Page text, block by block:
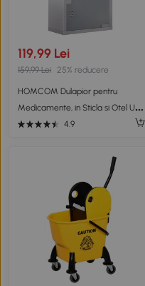
119,99 Lei
159,99 Lei 25% reducere
HOMCOM Dulapior pentru
Medicamente, in Sticla si Otel Usa
si 2 Chei Prim Ajutor Cutie
4.9